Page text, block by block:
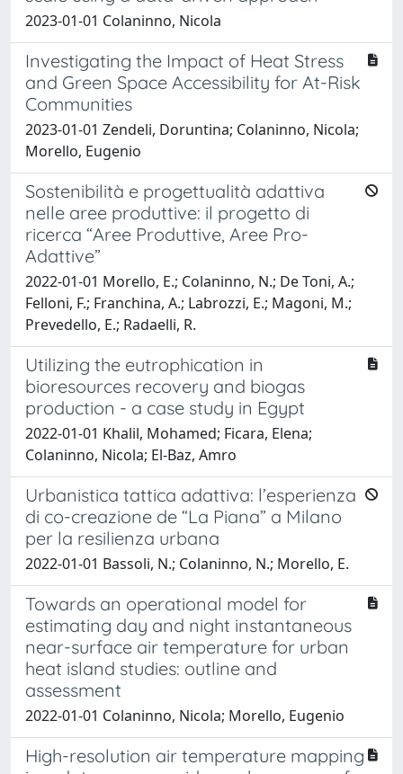
2023-01-01 Colaninno, Nicola
Investigating the Impact of Heat Stress
and Green Space Accessibility for At-Risk
Communities
2023-01-01 Zendeli, Doruntina; Colaninno, Nicola;
Morello, Eugenio
Sostenibilità e progettualità adattiva
nelle aree produttive: il progetto di
ricerca “Aree Produttive, Aree Pro-
Adattive”
2022-01-01 Morello, E.; Colaninno, N.; De Toni, A.;
Felloni, F.; Franchina, A.; Labrozzi, E.; Magoni, M.;
Prevedello, E.; Radaelli, R.
Utilizing the eutrophication in
bioresources recovery and biogas
production - a case study in Egypt
2022-01-01 Khalil, Mohamed; Ficara, Elena;
Colaninno, Nicola; El-Baz, Amro
Urbanistica tattica adattiva: l’esperienza
di co-creazione de “La Piana” a Milano
per la resilienza urbana
2022-01-01 Bassoli, N.; Colaninno, N.; Morello, E.
Towards an operational model for
estimating day and night instantaneous
near-surface air temperature for urban
heat island studies: outline and
assessment
2022-01-01 Colaninno, Nicola; Morello, Eugenio
High-resolution air temperature mapping